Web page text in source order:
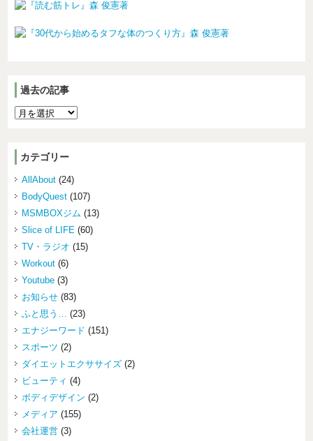
過去の記事
カテゴリー
AllAbout (24)
BodyQuest (107)
MSMBOXジム (13)
Slice of LIFE (60)
TV・ラジオ (15)
Workout (6)
Youtube (3)
お知らせ (83)
ふと思う… (23)
エナジーワード (151)
スポーツ (2)
ダイエットエクササイズ (2)
ビューティ (4)
ボディデザイン (2)
メディア (155)
会社運営 (3)